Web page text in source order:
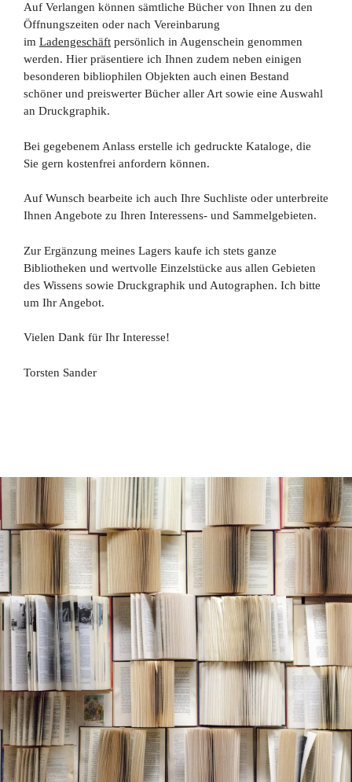
Auf Verlangen können sämtliche Bücher von Ihnen zu den
Öffnungszeiten oder nach Vereinbarung
im Ladengeschäft persönlich in Augenschein genommen
werden. Hier präsentiere ich Ihnen zudem neben einigen
besonderen bibliophilen Objekten auch einen Bestand
schöner und preiswerter Bücher aller Art sowie eine Auswahl
an Druckgraphik.
Bei gegebenem Anlass erstelle ich gedruckte Kataloge, die
Sie gern kostenfrei anfordern können.
Auf Wunsch bearbeite ich auch Ihre Suchliste oder unterbreite
Ihnen Angebote zu Ihren Interessens- und Sammelgebieten.
Zur Ergänzung meines Lagers kaufe ich stets ganze
Bibliotheken und wertvolle Einzelstücke aus allen Gebieten
des Wissens sowie Druckgraphik und Autographen. Ich bitte
um Ihr Angebot.
Vielen Dank für Ihr Interesse!
Torsten Sander